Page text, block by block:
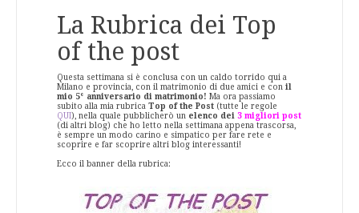
La Rubrica dei Top
of the post
Questa settimana si è conclusa con un caldo torrido qui a
Milano e provincia, con il matrimonio di due amici e con il
mio 5° anniversario di matrimonio! Ma ora passiamo
subito alla mia rubrica Top of the Post (tutte le regole
QUI), nella quale pubblicherò un elenco dei 3 migliori post
(di altri blog) che ho letto nella settimana appena trascorsa,
è sempre un modo carino e simpatico per fare rete e
scoprire e far scoprire altri blog interessanti!
Ecco il banner della rubrica: